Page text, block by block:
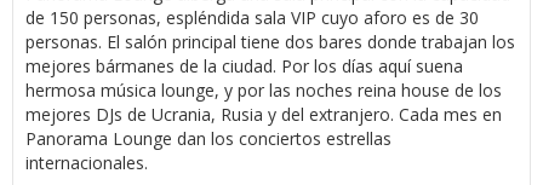
de 150 personas, espléndida sala VIP cuyo aforo es de 30
personas. El salón principal tiene dos bares donde trabajan los
mejores bármanes de la ciudad. Por los días aquí suena
hermosa música lounge, y por las noches reina house de los
mejores DJs de Ucrania, Rusia y del extranjero. Cada mes en
Panorama Lounge dan los conciertos estrellas
internacionales.